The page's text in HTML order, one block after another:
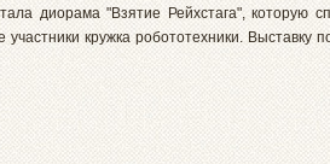
диорама "Взятие Рейхстага", которую
кружка робототехники. Выставку